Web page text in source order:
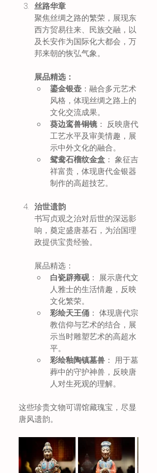
丝路华章
聚焦丝绸之路的繁荣，展现东
西方贸易往来、民族交融，以
及长安作为国际化大都会，万
邦来朝的恢弘气象。
展品精选：
鎏金银壶 ：融合多元艺术
风格，体现丝绸之路上的
文化交流成果。
葵边鸾兽铜镜 ： 反映唐代
工艺水平及审美情趣，展
示中外文化的融合。
鸳鸯石榴纹金盒 ： 象征吉
祥富贵，体现唐代金银器
制作的高超技艺。
治世遗韵
书写贞观之治对后世的深远影
响，奠定盛唐基石，为治国理
政提供宝贵经验。
展品精选：
白瓷辟雍砚： 展示唐代文
人雅士的生活情趣，反映
文化繁荣。
彩绘天王俑 ： 体现唐代宗
教信仰与艺术的结合，展
示当时雕塑艺术的高超水
平。
彩绘釉陶镇墓兽 ： 用于墓
葬中的守护神兽，反映唐
人对生死观的理解。
这些珍贵文物可谓馆藏瑰宝，尽显
唐风遗韵。